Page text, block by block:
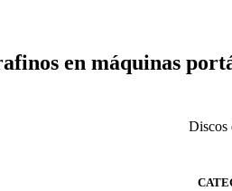
en máquinas
Discos